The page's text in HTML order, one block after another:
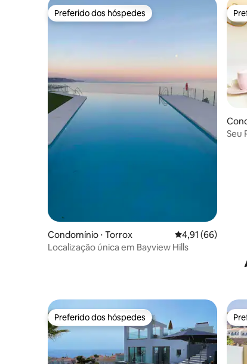
Preferido dos hóspedes
Preferido dos hóspedes
Condomínio ⋅ Torrox 4,91 de uma
4,91 (66)
Localização única em Bayview Hills
Seu
Preferido dos hóspedes
Preferido dos hóspedes